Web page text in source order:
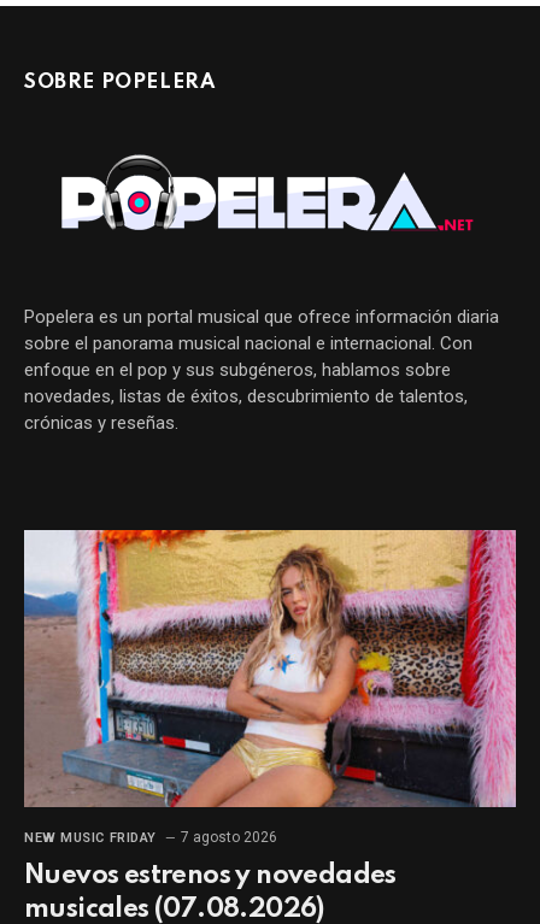
SOBRE POPELERA
Popelera es un portal musical que ofrece información diaria
sobre el panorama musical nacional e internacional. Con
enfoque en el pop y sus subgéneros, hablamos sobre
novedades, listas de éxitos, descubrimiento de talentos,
crónicas y reseñas.
NEW MUSIC FRIDAY 7 agosto 2026
Nuevos estrenos y novedades
musicales (07.08.2026)